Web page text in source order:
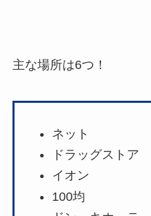
主な場所は6つ！
ネット
ドラッグストア
イオン
100均